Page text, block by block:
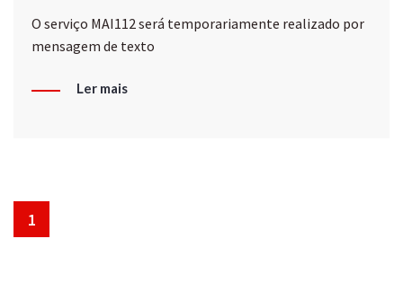
O serviço MAI112 será temporariamente realizado por
mensagem de texto
Ler mais
1